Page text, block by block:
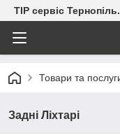
ТІР сервіс
Товари та
Задні Ліхтарі